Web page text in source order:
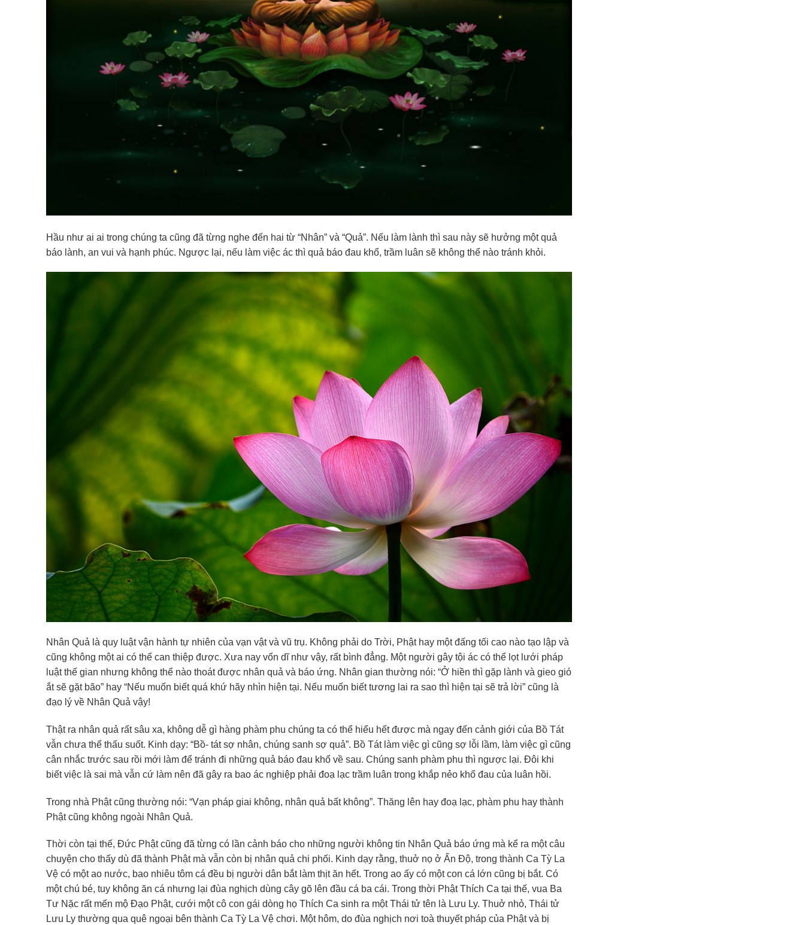
Hầu như ai ai trong chúng ta cũng đã từng nghe đến hai từ “Nhân” và “Quả”. Nếu làm lành thì sau này sẽ hưởng một quả
báo lành, an vui và hạnh phúc. Ngược lại, nếu làm việc ác thì quả báo đau khổ, trầm luân sẽ không thể nào tránh khỏi.
Nhân Quả là quy luật vận hành tự nhiên của vạn vật và vũ trụ. Không phải do Trời, Phật hay một đấng tối cao nào tạo lập và
cũng không một ai có thể can thiệp được. Xưa nay vốn dĩ như vậy, rất bình đẳng. Một người gây tội ác có thể lọt lưới pháp
luật thế gian nhưng không thể nào thoát được nhân quả và báo ứng. Nhân gian thường nói: “Ở hiền thì gặp lành và gieo gió
ắt sẽ gặt bão” hay “Nếu muốn biết quá khứ hãy nhìn hiện tại. Nếu muốn biết tương lai ra sao thì hiện tại sẽ trả lời” cũng là
đạo lý về Nhân Quả vậy!
Thật ra nhân quả rất sâu xa, không dễ gì hàng phàm phu chúng ta có thể hiểu hết được mà ngay đến cảnh giới của Bồ Tát
vẫn chưa thể thấu suốt. Kinh dạy: “Bồ- tát sợ nhân, chúng sanh sợ quả”. Bồ Tát làm việc gì cũng sợ lỗi lầm, làm việc gì cũng
cân nhắc trước sau rồi mới làm để tránh đi những quả báo đau khổ về sau. Chúng sanh phàm phu thì ngược lại. Đôi khi
biết việc là sai mà vẫn cứ làm nên đã gây ra bao ác nghiệp phải đoạ lạc trầm luân trong khắp nẻo khổ đau của luân hồi.
Trong nhà Phật cũng thường nói: “Vạn pháp giai không, nhân quả bất không”. Thăng lên hay đoạ lạc, phàm phu hay thành
Phật cũng không ngoài Nhân Quả.
Thời còn tại thế, Đức Phật cũng đã từng có lần cảnh báo cho những người không tin Nhân Quả báo ứng mà kể ra một câu
chuyện cho thấy dù đã thành Phật mà vẫn còn bị nhân quả chi phối. Kinh dạy rằng, thuở nọ ở Ấn Độ, trong thành Ca Tỳ La
Vệ có một ao nước, bao nhiêu tôm cá đều bị người dân bắt làm thịt ăn hết. Trong ao ấy có một con cá lớn cũng bị bắt. Có
một chú bé, tuy không ăn cá nhưng lại đùa nghịch dùng cây gõ lên đầu cá ba cái. Trong thời Phật Thích Ca tại thế, vua Ba
Tư Nặc rất mến mộ Đạo Phật, cưới một cô con gái dòng họ Thích Ca sinh ra một Thái tử tên là Lưu Ly. Thuở nhỏ, Thái tử
Lưu Ly thường qua quê ngoại bên thành Ca Tỳ La Vệ chơi. Một hôm, do đùa nghịch nơi toà thuyết pháp của Phật và bị